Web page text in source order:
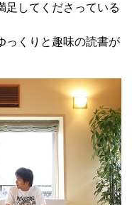
足してくださっている
っくりと趣味の読書が